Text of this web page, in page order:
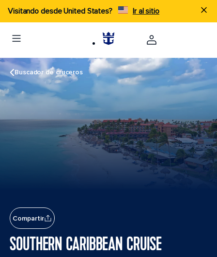
Visitando desde United States? Ir al sitio
Buscador de cruceros
Compartir
SOUTHERN CARIBBEAN CRUISE